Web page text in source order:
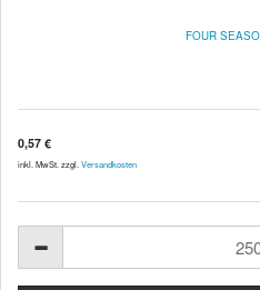
FOUR
0,57 €
inkl. MwSt. zzgl. Versandkosten